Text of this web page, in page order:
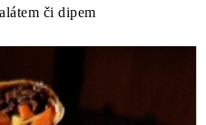
či dipem